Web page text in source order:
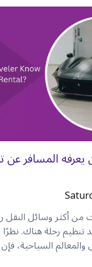
مرونة أكبر
أو وسائل النقل العام
والمجموعات من
.
من رجال الأعمال
في دبي.
المناسبة
.
تأجير
الاحتياجات
مكانًا جيدًا
مركزي مع سهولة
المسافر عن
من أكثر وسائل النقل
رحلة هناك. نظرًا
السياحية،